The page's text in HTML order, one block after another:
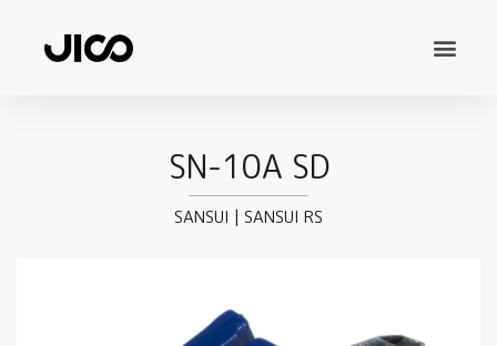
SN-10A SD
SANSUI | SANSUI RS